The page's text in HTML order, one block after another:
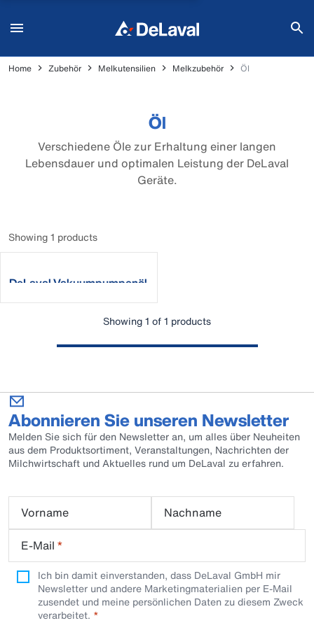
Home Zubehör Melkutensilien Melkzubehör Öl
Öl
Verschiedene Öle zur Erhaltung einer langen
Lebensdauer und optimalen Leistung der DeLaval
Geräte.
Showing 1 products
DeLaval Vakuumpumpenöl
Showing 1 of 1 products
Abonnieren Sie unseren Newsletter
Melden Sie sich für den Newsletter an, um alles über Neuheiten
aus dem Produktsortiment, Veranstaltungen, Nachrichten der
Milchwirtschaft und Aktuelles rund um DeLaval zu erfahren.
Vorname
Nachname
E-Mail *
Ich bin damit einverstanden, dass DeLaval GmbH mir
Newsletter und andere Marketingmaterialien per E-Mail
zusendet und meine persönlichen Daten zu diesem Zweck
verarbeitet.